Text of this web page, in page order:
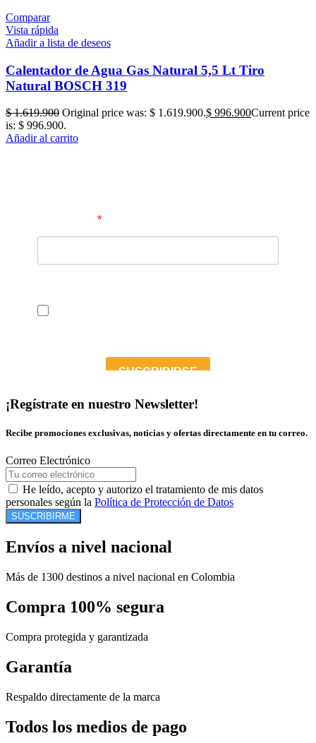
Comparar
Vista rápida
Añadir a lista de deseos
Calentador de Agua Gas Natural 5,5 Lt Tiro
Natural BOSCH 319
$1.619.900 Original price was: $ 1.619.900.$ 996.900Current price
is: $ 996.900.
Añadir al carrito
¡Regístrate en nuestro Newsletter!
Recibe promociones exclusivas, noticias y ofertas directamente en tu correo.
Correo Electrónico
He leído, acepto y autorizo el tratamiento de mis datos
personales según la Política de Protección de Datos
SUSCRIBIRME
Envíos a nivel nacional
Más de 1300 destinos a nivel nacional en Colombia
Compra 100% segura
Compra protegida y garantizada
Garantía
Respaldo directamente de la marca
Todos los medios de pago